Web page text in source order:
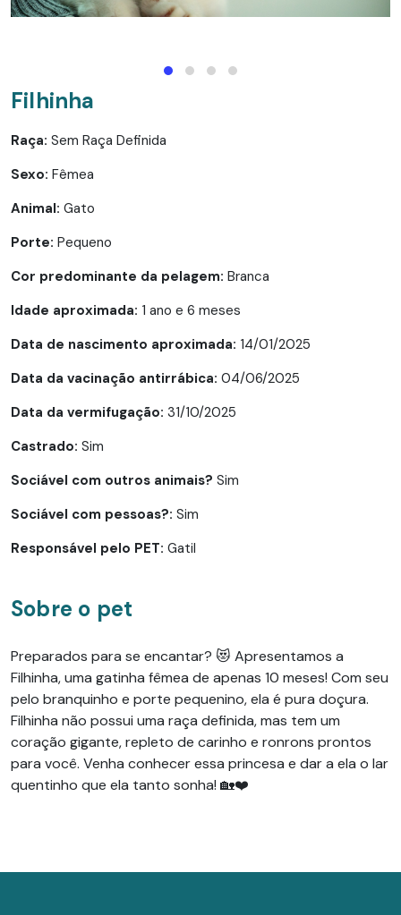
Filhinha
Raça: Sem Raça Definida
Sexo: Fêmea
Animal: Gato
Porte: Pequeno
Cor predominante da pelagem: Branca
Idade aproximada: 1 ano e 6 meses
Data de nascimento aproximada: 14/01/2025
Data da vacinação antirrábica: 04/06/2025
Data da vermifugação: 31/10/2025
Castrado: Sim
Sociável com outros animais? Sim
Sociável com pessoas?: Sim
Responsável pelo PET: Gatil
Sobre o pet
Preparados para se encantar? 😻 Apresentamos a
Filhinha, uma gatinha fêmea de apenas 10 meses! Com seu
pelo branquinho e porte pequenino, ela é pura doçura.
Filhinha não possui uma raça definida, mas tem um
coração gigante, repleto de carinho e ronrons prontos
para você. Venha conhecer essa princesa e dar a ela o lar
quentinho que ela tanto sonha! 🏡❤️